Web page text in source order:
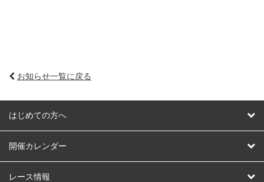
お知らせ一覧に戻る
はじめての方へ
はじめての方へ
開催カレンダー
競輪
レース情報